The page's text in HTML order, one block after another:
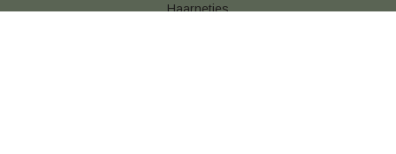
Haarnetjes